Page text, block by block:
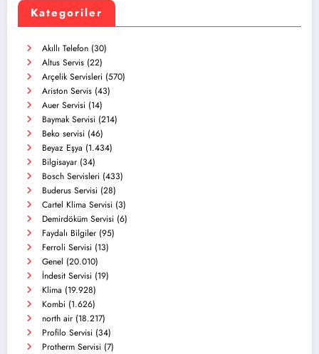
Kategoriler
Akıllı Telefon (30)
Altus Servis (22)
Arçelik Servisleri (570)
Ariston Servis (43)
Auer Servisi (14)
Baymak Servisi (214)
Beko servisi (46)
Beyaz Eşya (1.434)
Bilgisayar (34)
Bosch Servisleri (433)
Buderus Servisi (28)
Cartel Klima Servisi (3)
Demirdöküm Servisi (6)
Faydalı Bilgiler (95)
Ferroli Servisi (13)
Genel (20.010)
İndesit Servisi (19)
Klima (19.928)
Kombi (1.626)
north air (18.217)
Profilo Servisi (34)
Protherm Servisi (7)